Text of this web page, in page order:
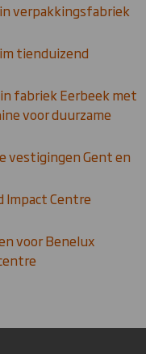
verpakkingsfabriek
tienduizend
fabriek Eerbeek met
voor duurzame
vestigingen Gent en
Impact Centre
voor Benelux